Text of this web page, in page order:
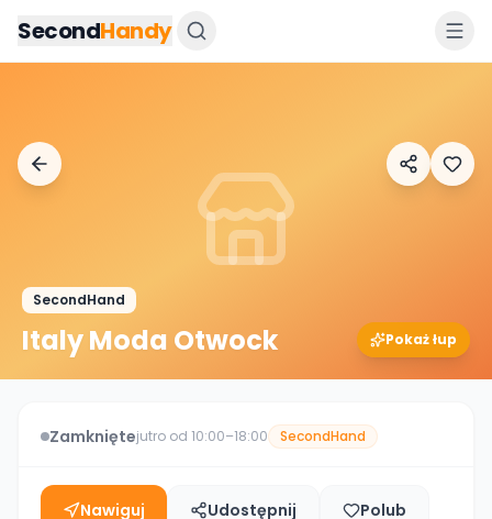
SecondHandy
SecondHand
Italy Moda Otwock Pokaż łup
Zamkniętejutro od 10:00–18:00 SecondHand
Nawiguj Udostępnij Polub